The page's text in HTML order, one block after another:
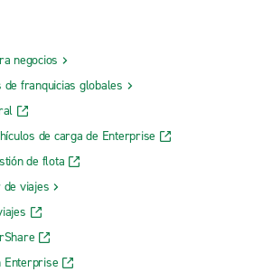
Rental
Rental
negocios
de franquicias globales
de carga de Enterprise
de flota
viajes
Enterprise